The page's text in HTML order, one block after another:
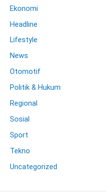
Ekonomi
Headline
Lifestyle
News
Otomotif
Politik & Hukum
Regional
Sosial
Sport
Tekno
Uncategorized